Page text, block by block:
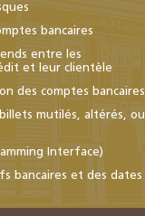
bancaires
entre les
et leur clientèle
des comptes bancaires
mutilés, altérés, ou
Interface)
bancaires et des dates